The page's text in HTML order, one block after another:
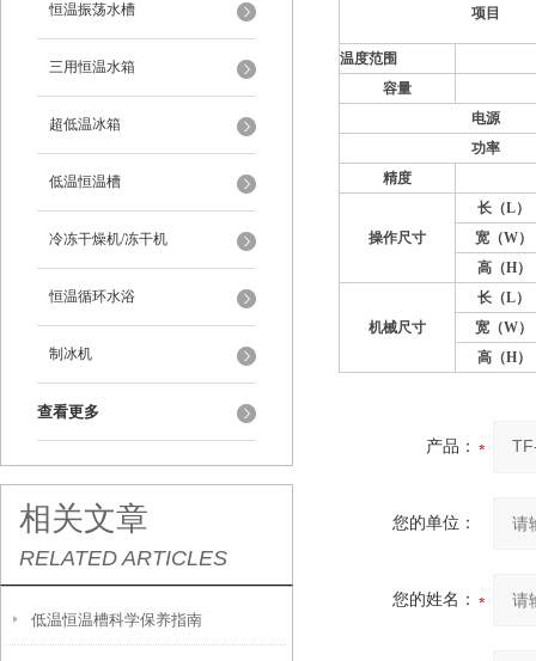
恒温振荡水槽
三用恒温水箱
超低温冰箱
低温恒温槽
冷冻干燥机/冻干机
恒温循环水浴
制冰机
查看更多
相关文章
RELATED ARTICLES
低温恒温槽科学保养指南
项 目
温度范围
容量
电源
功率
精度
操作尺寸
长 （L）
宽（W）
高（H）
机械尺寸
长 （L）
宽 （W）
高 （H）
产品：
您的单位：
您的姓名：